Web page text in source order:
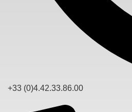
+33 (0)4.42.33.86.00